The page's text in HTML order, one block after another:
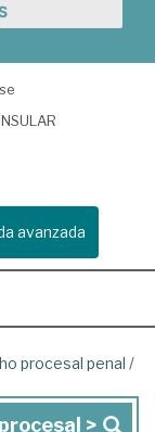
avanzada
procesal penal /
>